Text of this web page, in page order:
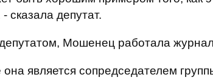
сказала депутат.
депутатом, Мошенец работала
является сопредседателем